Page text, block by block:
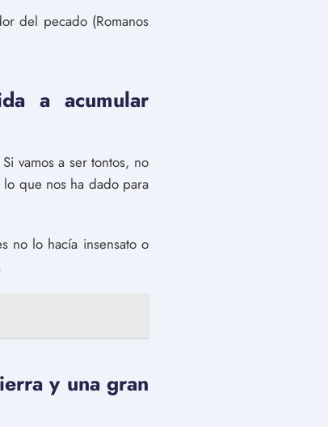
del pecado (Romanos
a acumular
vamos a ser tontos, no
que nos ha dado para
no lo hacía insensato o
y una gran